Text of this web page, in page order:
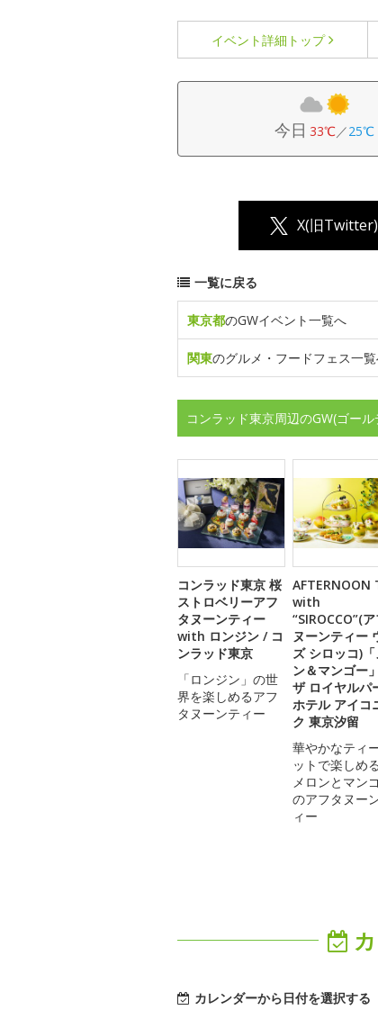
イベント詳細 トップ
今日 33℃／25℃
X(旧
一覧に戻る
東京都のGWイベント一覧へ
関東のグルメ・フードフェス一
コンラッド東京周辺のGW(ゴー
コンラッド東京 桜
ストロベリーアフ
タヌーンティー
with ロンジン / コ
ンラッド東京
「ロンジン」の世
界を楽しめるアフ
タヌーンティー
AFTERNOON
with
“SIROCCO”(
ヌーンティー
ズ シロッコ)「
ン＆マンゴー
ザ ロイヤルパ
ホテル アイコ
ク 東京汐留
華やかなティ
ットで楽しめる
メロンとマン
のアフタヌー
ィー
カレンダーから日付を選択する